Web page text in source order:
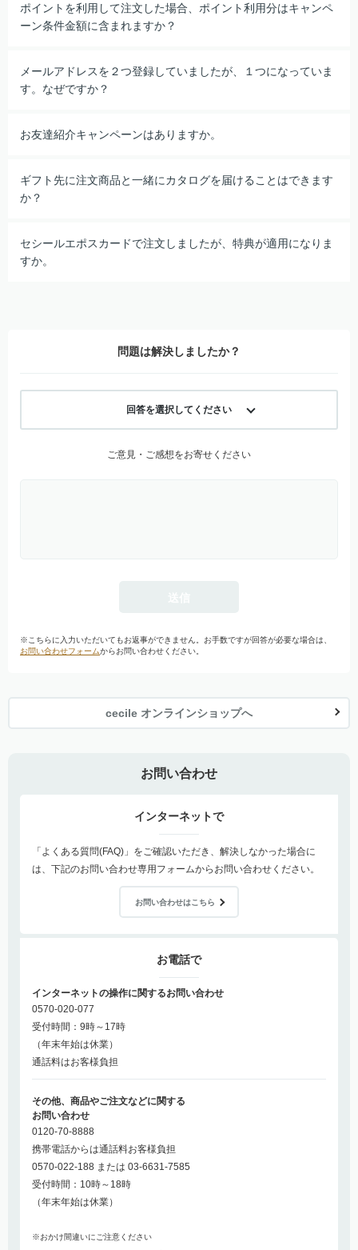
ポイントを利用して注文した場合、ポイント利用分はキャンペ
ーン条件金額に含まれますか？
メールアドレスを２つ登録していましたが、１つになっていま
す。なぜですか？
お友達紹介キャンペーンはありますか。
ギフト先に注文商品と一緒にカタログを届けることはできます
か？
セシールエポスカードで注文しましたが、特典が適用になりま
すか。
問題は解決しましたか？
回答を選択してください
ご意見・ご感想をお寄せください
※こちらに入力いただいてもお返事ができません。お手数ですが回答が必要な場合は、
お問い合わせフォームからお問い合わせください。
cecile オンラインショップへ
お問い合わせ
インターネットで
「よくある質問(FAQ)」をご確認いただき、解決しなかった場合に
は、下記のお問い合わせ専用フォームからお問い合わせください。
お問い合わせはこちら
お電話で
インターネットの操作に関するお問い合わせ
0570-020-077
受付時間：9時～17時
（年末年始は休業）
通話料はお客様負担
その他、商品やご注文などに関する
お問い合わせ
0120-70-8888
携帯電話からは通話料お客様負担
0570-022-188 または 03-6631-7585
受付時間：10時～18時
（年末年始は休業）
※おかけ間違いにご注意ください